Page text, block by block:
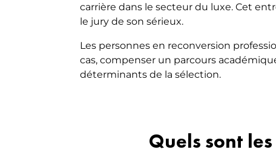
carrière dans le secteur du luxe. Cet
le jury de son sérieux.
Les personnes en reconversion
cas, compenser un parcours
déterminants de la sélection.
Quels sont